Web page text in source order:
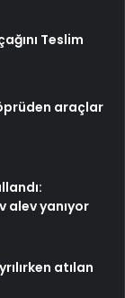
Teslim
araçlar
alev yanıyor
atılan